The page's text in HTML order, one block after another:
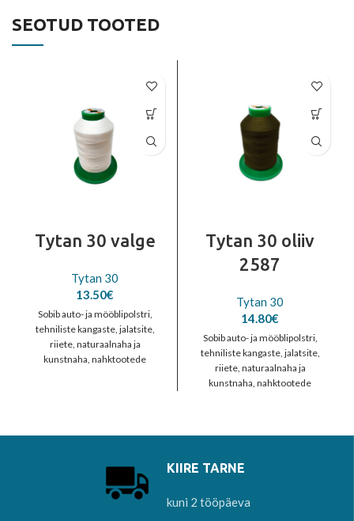
SEOTUD TOOTED
Tytan 30 valge
Tytan 30
13.50€
Sobib auto- ja mööblipolstri,
tehniliste kangaste, jalatsite,
riiete, naturaalnaha ja
kunstnaha, nahktootede
Tytan 30 oliiv
2587
Tytan 30
14.80€
Sobib auto- ja mööblipolstri,
tehniliste kangaste, jalatsite,
riiete, naturaalnaha ja
kunstnaha, nahktootede
KIIRE TARNE
kuni 2 tööpäeva